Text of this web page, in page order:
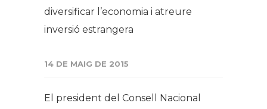
diversificar l’economia i atreure
inversió estrangera
14 DE MAIG DE 2015
El president del Consell Nacional